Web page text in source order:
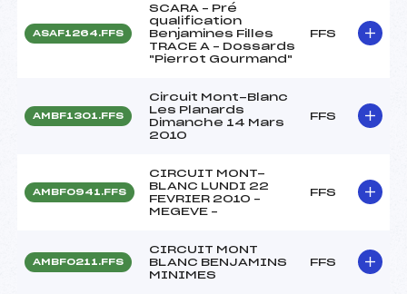
ASAF1264.FFS
SCARA – Pré
qualification
Benjamines Filles
TRACE A – Dossards
"Pierrot Gourmand"
FFS
AMBF1301.FFS
Circuit Mont-Blanc
Les Planards
Dimanche 14 Mars
2010
FFS
AMBF0941.FFS
CIRCUIT MONT-
BLANC LUNDI 22
FEVRIER 2010 –
MEGEVE –
FFS
AMBF0211.FFS
CIRCUIT MONT
BLANC BENJAMINS
MINIMES
FFS